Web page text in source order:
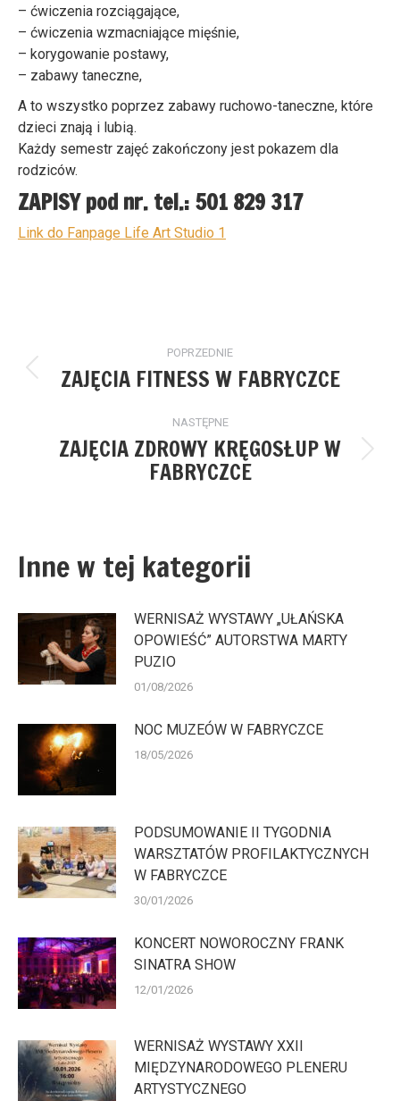
– ćwiczenia rozciągające,
– ćwiczenia wzmacniające mięśnie,
– korygowanie postawy,
– zabawy taneczne,
A to wszystko poprzez zabawy ruchowo-taneczne, które
dzieci znają i lubią.
Każdy semestr zajęć zakończony jest pokazem dla
rodziców.
ZAPISY pod nr. tel.: 501 829 317
Link do Fanpage Life Art Studio 1
wpisów
POPRZEDNIE
Poprzedni
ZAJĘCIA FITNESS W FABRYCZCE
NASTĘPNE
Następny
wpis:
ZAJĘCIA ZDROWY KRĘGOSŁUP W
FABRYCZCE
Inne w tej kategorii
WERNISAŻ WYSTAWY „UŁAŃSKA
OPOWIEŚĆ” AUTORSTWA MARTY
PUZIO
01/08/2026
NOC MUZEÓW W FABRYCZCE
18/05/2026
PODSUMOWANIE II TYGODNIA
WARSZTATÓW PROFILAKTYCZNYCH
W FABRYCZCE
30/01/2026
KONCERT NOWOROCZNY FRANK
SINATRA SHOW
12/01/2026
WERNISAŻ WYSTAWY XXII
MIĘDZYNARODOWEGO PLENERU
ARTYSTYCZNEGO